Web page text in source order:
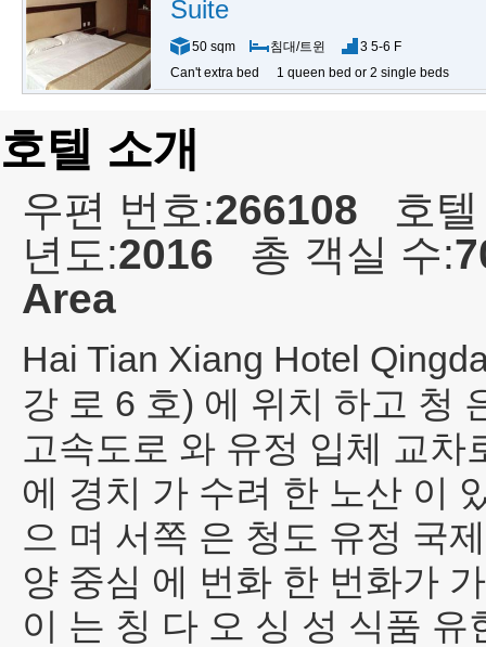
Suite
50 sqm 침대/트윈
3 5-6 F
Can't extra bed
1 queen bed or 2 single beds
호텔 소개
우편 번호:266108
호
년도:2016 총 객실 수:
Area
Hai Tian Xiang Hotel
강 로 6 호) 에 위치 하고 청
고속도로 와 유정 입체 교
에 경치 가 수려 한 노산 이
으 며 서쪽 은 청도 유정 국
양 중심 에 번화 한 번화가
이 는 칭 다 오 싱 성 식품